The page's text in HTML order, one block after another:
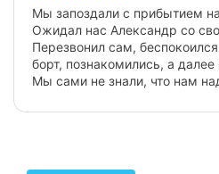
Мы запоздали с прибытием
Ожидал нас Александр со
Перезвонил сам,
борт, познакомились, а далее
Мы сами не знали, что нам
страждущих. Не забывайте,
Предыдущий